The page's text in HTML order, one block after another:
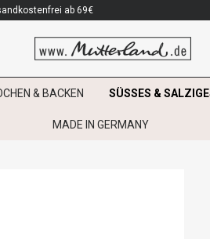
ab 69€
& BACKEN SÜSSES & SALZIGES
MADE IN GERMANY